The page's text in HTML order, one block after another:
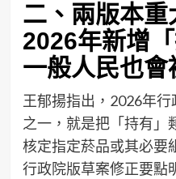
二、兩版本重
2026年新增
一般人民也會
王郁揚指出，2026年
之一，就是把「持有」
核定指定菸品或其必要
行政院版草案修正要點